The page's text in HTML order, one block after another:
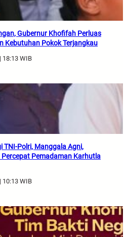
Gubernur Khofifah Perluas
Kebutuhan Pokok Terjangkau
18:13 WIB
TNI-Polri, Manggala Agni,
Pemadaman Karhutla
10:13 WIB